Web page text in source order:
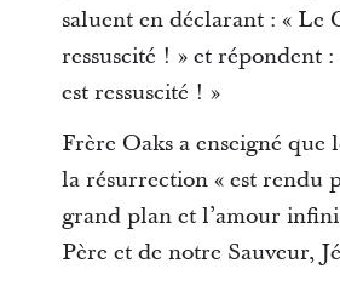
saluent en déclarant : « Le
ressuscité ! » et répondent
est ressuscité ! »
Frère Oaks a enseigné que
la résurrection « est rendu
grand plan et l’amour
Père et de notre Sauveur,